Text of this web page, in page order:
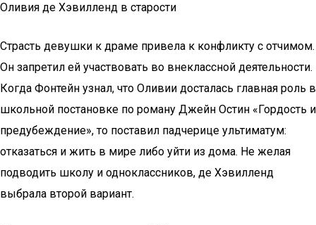
Оливия де Хэвилленд в старости
Страсть девушки к драме привела к конфликту с отчимом.
Он запретил ей участвовать во внеклассной деятельности.
Когда Фонтейн узнал, что Оливии досталась главная роль в
школьной постановке по роману Джейн Остин «Гордость и
предубеждение», то поставил падчерице ультиматум:
отказаться и жить в мире либо уйти из дома. Не желая
подводить школу и одноклассников, де Хэвилленд
выбрала второй вариант.